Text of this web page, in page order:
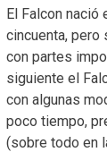
El Falcon
cincuenta, pero
con partes
siguiente el
con algunas
poco tiempo,
(sobre todo en